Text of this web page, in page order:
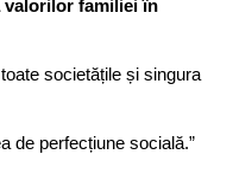
valorilor familiei în
societățile și singura
de perfecțiune socială.”